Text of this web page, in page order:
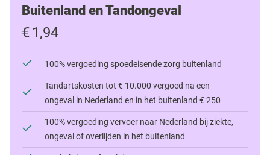
Buitenland en Tandongeval
€ 1,94
100% vergoeding spoedeisende zorg buitenland
Tandartskosten tot € 10.000 vergoed na een
ongeval in Nederland en in het buitenland € 250
100% vergoeding vervoer naar Nederland bij ziekte,
ongeval of overlijden in het buitenland